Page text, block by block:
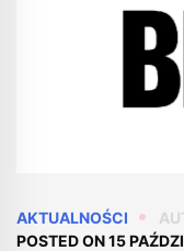
AKTUALNOŚCI
POSTED ON15